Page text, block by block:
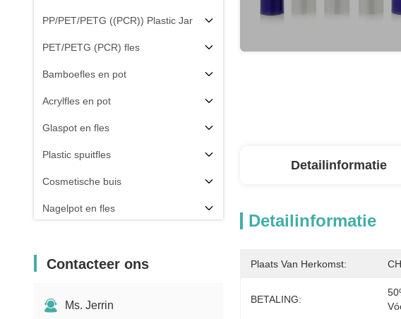
PP/PET/PETG ((PCR)) Plastic Jar
PET/PETG (PCR) fles
Bamboefles en pot
Acrylfles en pot
Glaspot en fles
Plastic spuitfles
Cosmetische buis
Nagelpot en fles
Anderen
Contacteer ons
Ms. Jerrin
Detailinformatie
Detailinformatie
Plaats Van Herkomst:
BETALING: